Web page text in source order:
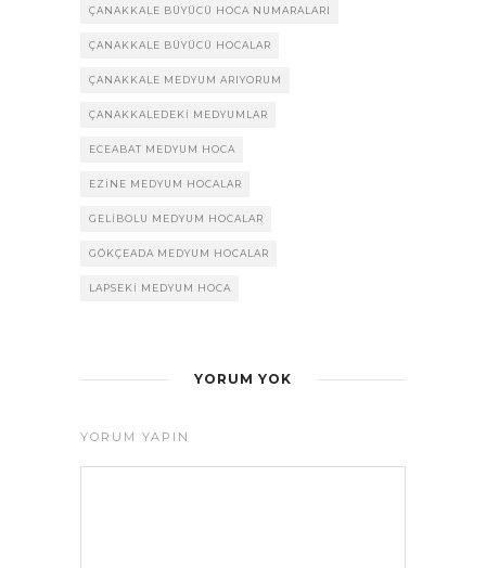
ÇANAKKALE BÜYÜCÜ HOCA NUMARALARI
ÇANAKKALE BÜYÜCÜ HOCALAR
ÇANAKKALE MEDYUM ARIYORUM
ÇANAKKALEDEKI MEDYUMLAR
ECEABAT MEDYUM HOCA
EZINE MEDYUM HOCALAR
GELIBOLU MEDYUM HOCALAR
GÖKÇEADA MEDYUM HOCALAR
LAPSEKI MEDYUM HOCA
YORUM YOK
YORUM YAPIN